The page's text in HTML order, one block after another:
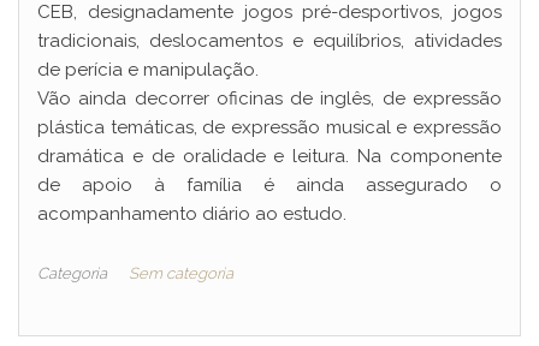
CEB, designadamente jogos pré-desportivos, jogos
tradicionais, deslocamentos e equilíbrios, atividades
de perícia e manipulação.
Vão ainda decorrer oficinas de inglês, de expressão
plástica temáticas, de expressão musical e expressão
dramática e de oralidade e leitura. Na componente
de apoio à família é ainda assegurado o
acompanhamento diário ao estudo.
Categoria Sem categoria